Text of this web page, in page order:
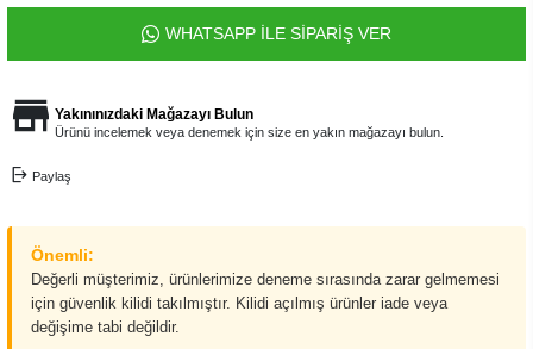
WHATSAPP İLE SİPARİŞ VER
Yakınınızdaki Mağazayı Bulun
Ürünü incelemek veya denemek için size en yakın mağazayı bulun.
Paylaş
Önemli:
Değerli müşterimiz, ürünlerimize deneme sırasında zarar gelmemesi
için güvenlik kilidi takılmıştır. Kilidi açılmış ürünler iade veya
değişime tabi değildir.